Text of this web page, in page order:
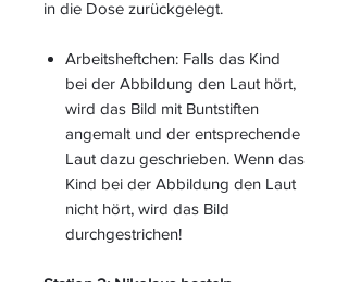
in die Dose zurückgelegt.
Arbeitsheftchen: Falls das Kind
bei der Abbildung den Laut hört,
wird das Bild mit Buntstiften
angemalt und der entsprechende
Laut dazu geschrieben. Wenn das
Kind bei der Abbildung den Laut
nicht hört, wird das Bild
durchgestrichen!